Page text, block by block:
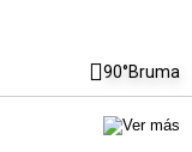
90°Bruma